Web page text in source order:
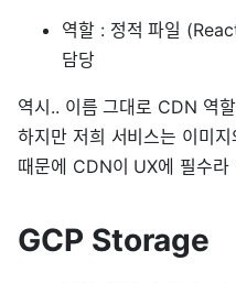
역할 : 정적 파일
담당
역시.. 이름 그대로 CDN 역
하지만 저희 서비스는 이미
때문에 CDN이 UX에 필수라
GCP Storage